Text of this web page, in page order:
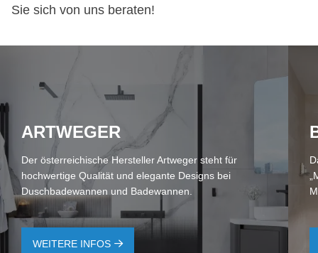
Sie sich von uns beraten!
ART­WE­GER
Der österreichische Hersteller Artweger steht für
hochwertige Qualität und elegante Designs bei
Duschbadewannen und Badewannen.
WEITERE INFOS